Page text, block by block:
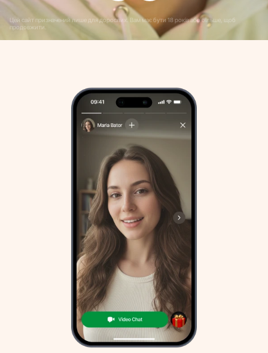
Цей сайт призначений лише для дорослих. Вам має бути 18 років або більше, щоб
продовжити.